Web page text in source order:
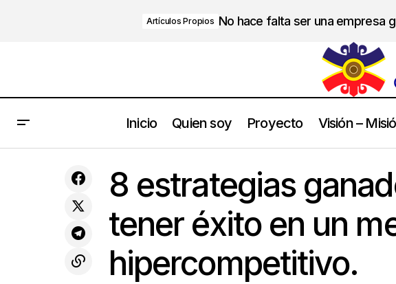
Artículos Propios No hace falta ser una empresa
Inicio Quien soy Proyecto Visión –
Max De Pree Emprendedores 8 estrategias
8 estrategias
tener éxito en un
hipercompetitivo.